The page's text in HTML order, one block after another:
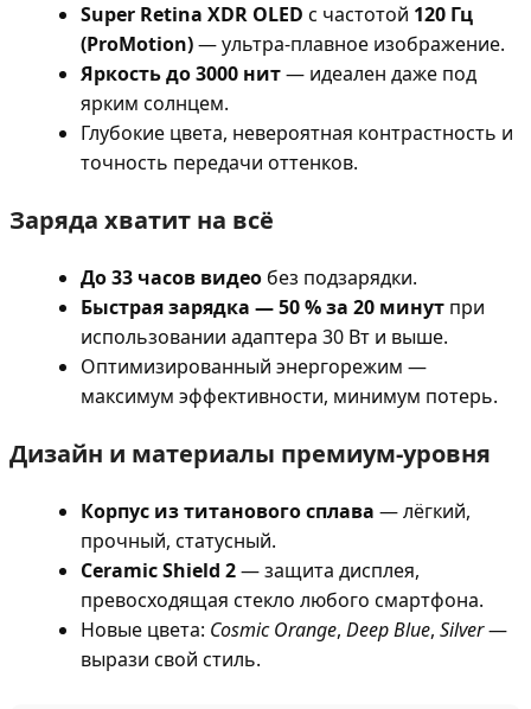
Super Retina XDR OLED с частотой 120 Гц
(ProMotion)— ультра-плавное изображение.
Яркость до 3000 нит— идеален даже под
ярким солнцем.
Глубокие цвета, невероятная контрастность и
точность передачи оттенков.
Заряда хватит на всё
До 33 часов видео без подзарядки.
Быстрая зарядка — 50 % за 20 минут при
использовании адаптера 30 Вт и выше.
Оптимизированный энергорежим —
максимум эффективности, минимум потерь.
Дизайн и материалы премиум-уровня
Корпус из титанового сплава — лёгкий,
прочный, статусный.
Ceramic Shield 2— защита дисплея,
превосходящая стекло любого смартфона.
Новые цвета: Cosmic Orange, Deep Blue, Silver—
вырази свой стиль.